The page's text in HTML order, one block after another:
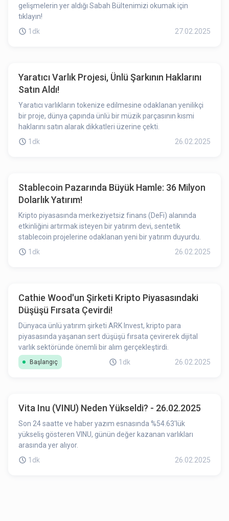
gelişmelerin yer aldığı Sabah Bültenimizi okumak için
tıklayın!
1dk
27.02.2025
Yaratıcı Varlık Projesi, Ünlü Şarkının Haklarını
Satın Aldı!
Yaratıcı varlıkların tokenize edilmesine odaklanan yenilikçi
bir proje, dünya çapında ünlü bir müzik parçasının kısmi
haklarını satın alarak dikkatleri üzerine çekti.
1dk
26.02.2025
Stablecoin Pazarında Büyük Hamle: 36 Milyon
Dolarlık Yatırım!
Kripto piyasasında merkeziyetsiz finans (DeFi) alanında
etkinliğini artırmak isteyen bir yatırım devi, sentetik
stablecoin projelerine odaklanan yeni bir yatırım duyurdu.
1dk
26.02.2025
Cathie Wood'un Şirketi Kripto Piyasasındaki
Düşüşü Fırsata Çevirdi!
Dünyaca ünlü yatırım şirketi ARK Invest, kripto para
piyasasında yaşanan sert düşüşü fırsata çevirerek dijital
varlık sektöründe önemli bir alım gerçekleştirdi.
Başlangıç 1dk 26.02.2025
Vita Inu (VINU) Neden Yükseldi? - 26.02.2025
Son 24 saatte ve haber yazım esnasında %54.63'lük
yükseliş gösteren VINU, günün değer kazanan varlıkları
arasında yer alıyor.
1dk
26.02.2025